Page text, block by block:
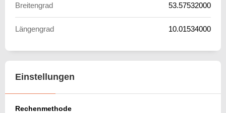
Breitengrad 53.57532000
Längengrad 10.01534000
Einstellungen
Rechenmethode